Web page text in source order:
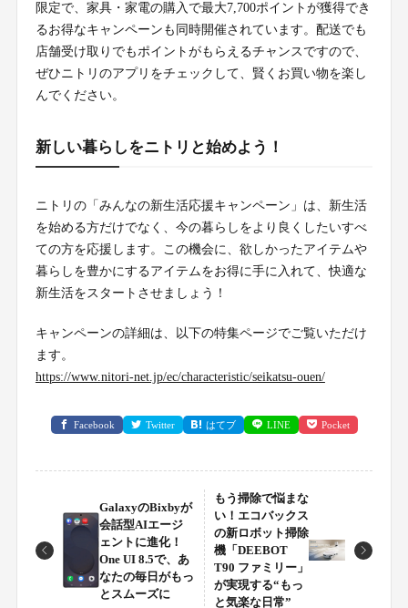
限定で、家具・家電の購入で最大7,700ポイントが獲得でき
るお得なキャンペーンも同時開催されています。配送でも
店舗受け取りでもポイントがもらえるチャンスですので、
ぜひニトリのアプリをチェックして、賢くお買い物を楽し
んでください。
新しい暮らしをニトリと始めよう！
ニトリの「みんなの新生活応援キャンペーン」は、新生活
を始める方だけでなく、今の暮らしをより良くしたいすべ
ての方を応援します。この機会に、欲しかったアイテムや
暮らしを豊かにするアイテムをお得に手に入れて、快適な
新生活をスタートさせましょう！
キャンペーンの詳細は、以下の特集ページでご覧いただけ
ます。
https://www.nitori-net.jp/ec/characteristic/seikatsu-ouen/
Facebook Twitter はてブ LINE Pocket
GalaxyのBixbyが
会話型AIエージ
ェントに進化！
One UI 8.5で、あ
なたの毎日がもっ
とスムーズに
もう掃除で悩まな
い！エコバックス
の新ロボット掃除
機「DEEBOT
T90 ファミリー」
が実現する“もっ
と気楽な日常”